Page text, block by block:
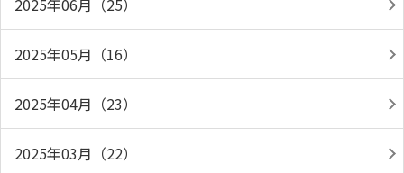
2025年06月（25）
2025年05月（16）
2025年04月（23）
2025年03月（22）